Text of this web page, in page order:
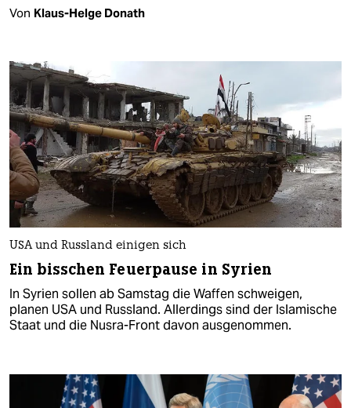
Von Klaus-Helge Donath
USA und Russland einigen sich
Ein bisschen Feuerpause in Syrien
In Syrien sollen ab Samstag die Waffen schweigen,
planen USA und Russland. Allerdings sind der Islamische
Staat und die Nusra-Front davon ausgenommen.